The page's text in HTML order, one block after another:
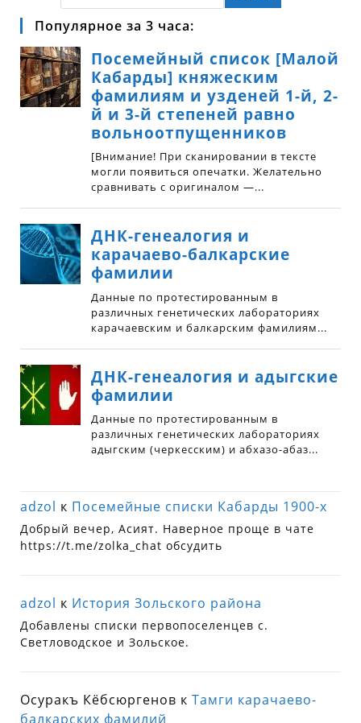
Популярное за 3 часа:
adzol к Посемейные списки Кабарды 1900-х
Добрый вечер, Асият. Наверное проще в чате
https://t.me/zolka_chat обсудить
adzol к История Зольского района
Добавлены списки первопоселенцев с.
Светловодское и Зольское.
Осуракъ Кёбсюргенов кТамги карачаево-
балкарских фамилий